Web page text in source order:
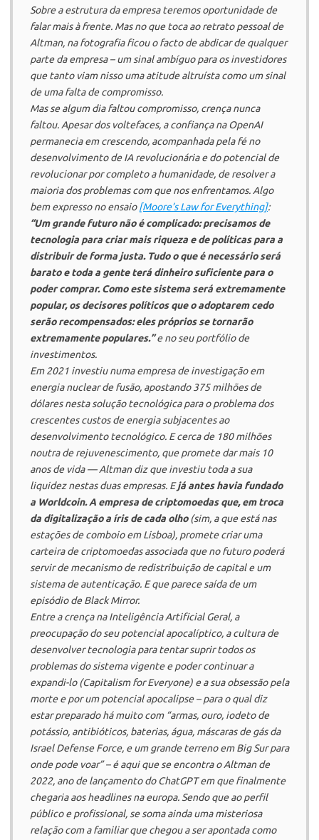
Sobre a estrutura da empresa teremos oportunidade de
falar mais à frente. Mas no que toca ao retrato pessoal de
Altman, na fotografia ficou o facto de abdicar de qualquer
parte da empresa – um sinal ambíguo para os investidores
que tanto viam nisso uma atitude altruísta como um sinal
de uma falta de compromisso.
Mas se algum dia faltou compromisso, crença nunca
faltou. Apesar dos voltefaces, a confiança naOpenAI
permanecia em crescendo, acompanhada pela fé no
desenvolvimento de IA revolucionária e do potencial de
revolucionar por completo a humanidade, de resolver a
maioria dos problemas com que nos enfrentamos. Algo
bem expresso no ensaio[Moore’s Law for Everything]:
“Um grande futuro não é complicado: precisamos de
tecnologia para criar mais riqueza e de políticas para a
distribuir de forma justa. Tudo o que é necessário será
barato e toda a gente terá dinheiro suficiente para o
poder comprar. Como este sistema será extremamente
popular, os decisores políticos que o adoptarem cedo
serão recompensados: eles próprios se tornarão
extremamente populares.”e no seu portfólio de
investimentos.
Em 2021 investiu numa empresa de investigação em
energia nuclear de fusão, apostando 375 milhões de
dólares nesta solução tecnológica para o problema dos
crescentes custos de energia subjacentes ao
desenvolvimento tecnológico. E cerca de 180 milhões
noutra de rejuvenescimento, que promete dar mais 10
anos de vida — Altman diz que investiu toda a sua
liquidez nestas duas empresas. Ejá antes havia fundado
a Worldcoin. A empresa de criptomoedas que, em troca
da digitalização a íris de cada olho(sim, a que está nas
estações de comboio em Lisboa), promete criar uma
carteira de criptomoedas associada que no futuro poderá
servir de mecanismo de redistribuição de capital e um
sistema de autenticação. E que parece saída de um
episódio deBlack Mirror.
Entre a crença na Inteligência Artificial Geral, a
preocupação do seu potencial apocalíptico, a cultura de
desenvolver tecnologia para tentar suprir todos os
problemas do sistema vigente e poder continuar a
expandi-lo (Capitalism for Everyone) e a sua obsessão pela
morte e por um potencial apocalipse – para o qual diz
estar preparado há muito com “armas, ouro, iodeto de
potássio, antibióticos, baterias, água, máscaras de gás da
Israel Defense Force, e um grande terreno em Big Sur para
onde pode voar” – é aqui que se encontra o Altman de
2022, ano de lançamento do ChatGPT em que finalmente
chegaria aos headlines na europa. Sendo que ao perfil
público e profissional, se soma ainda uma misteriosa
relação com a familiar que chegou a ser apontada como